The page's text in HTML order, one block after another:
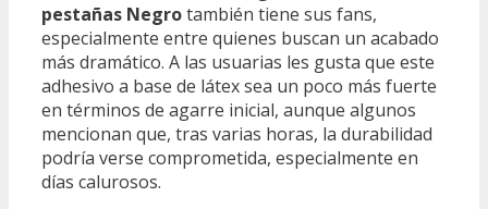
pestañas Negrotambién tiene sus fans,
especialmente entre quienes buscan un acabado
más dramático. A las usuarias les gusta que este
adhesivo a base de látex sea un poco más fuerte
en términos de agarre inicial, aunque algunos
mencionan que, tras varias horas, la durabilidad
podría verse comprometida, especialmente en
días calurosos.